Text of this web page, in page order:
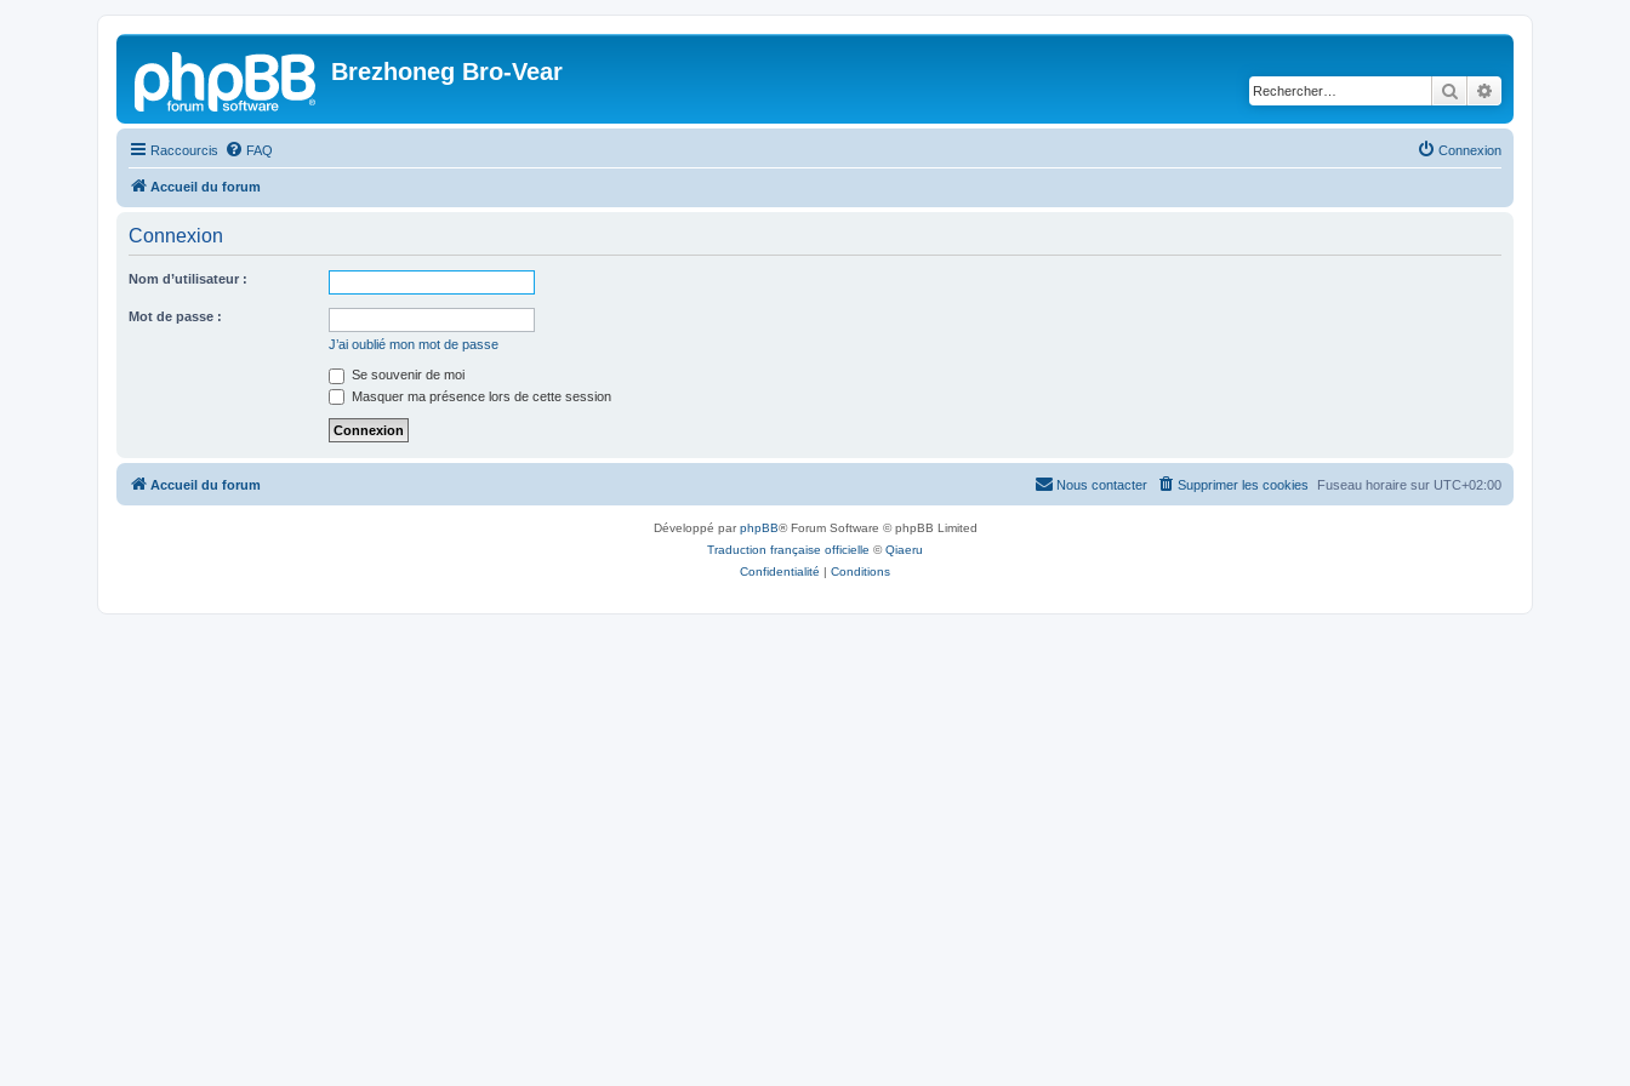
Brezhoneg Bro-Vear
Rechercher
Raccourcis FAQ Connexion
Accueil du forum
Connexion
Nom d’utilisateur :
Mot de passe :
J’ai oublié mon mot de passe
Se souvenir de moi
Masquer ma présence lors de cette session
Accueil du forum Fuseau horaire sur UTC+02:00
Supprimer les cookies
Nous contacter
Développé parphpBB® Forum Software © phpBB Limited
Traduction française officielle ©Qiaeru
Confidentialité | Conditions